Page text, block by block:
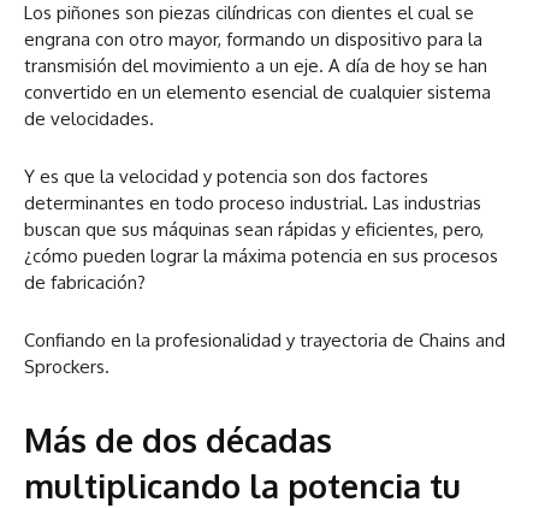
Los piñones son piezas cilíndricas con dientes el cual se
engrana con otro mayor, formando un dispositivo para la
transmisión del movimiento a un eje. A día de hoy se han
convertido en un elemento esencial de cualquier sistema
de velocidades.
Y es que la velocidad y potencia son dos factores
determinantes en todo proceso industrial. Las industrias
buscan que sus máquinas sean rápidas y eficientes, pero,
¿cómo pueden lograr la máxima potencia en sus procesos
de fabricación?
Confiando en la profesionalidad y trayectoria de Chains and
Sprockers.
Más de dos décadas
multiplicando la potencia tu